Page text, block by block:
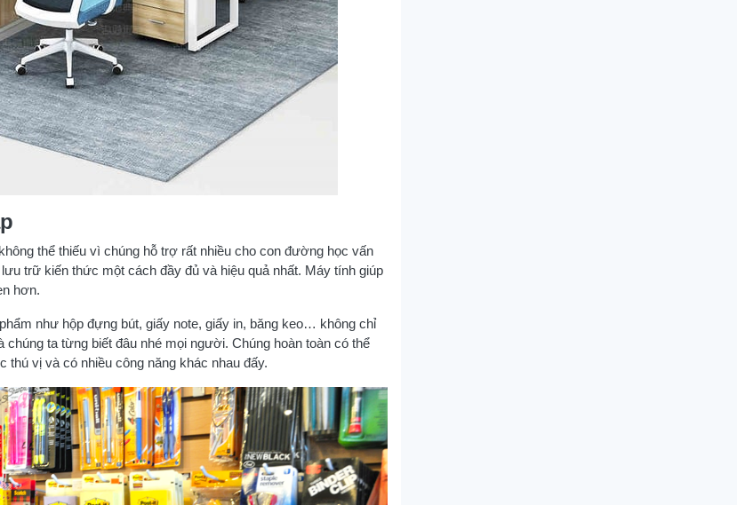
thể thiếu vì chúng hỗ trợ rất nhiều cho con đường học vấn
trữ kiến thức một cách đầy đủ và hiệu quả nhất. Máy tính giúp
hơn.
như hộp đựng bút, giấy note, giấy in, băng keo… không chỉ
ta từng biết đâu nhé mọi người. Chúng hoàn toàn có thể
vị và có nhiều công năng khác nhau đấy.